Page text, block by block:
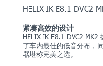
HELIX IK E8.1-DVC2
紧凑高效的设计
HELIX IK E8.1-DVC2
了车内最佳的低音分布，
器堪称完美之选。